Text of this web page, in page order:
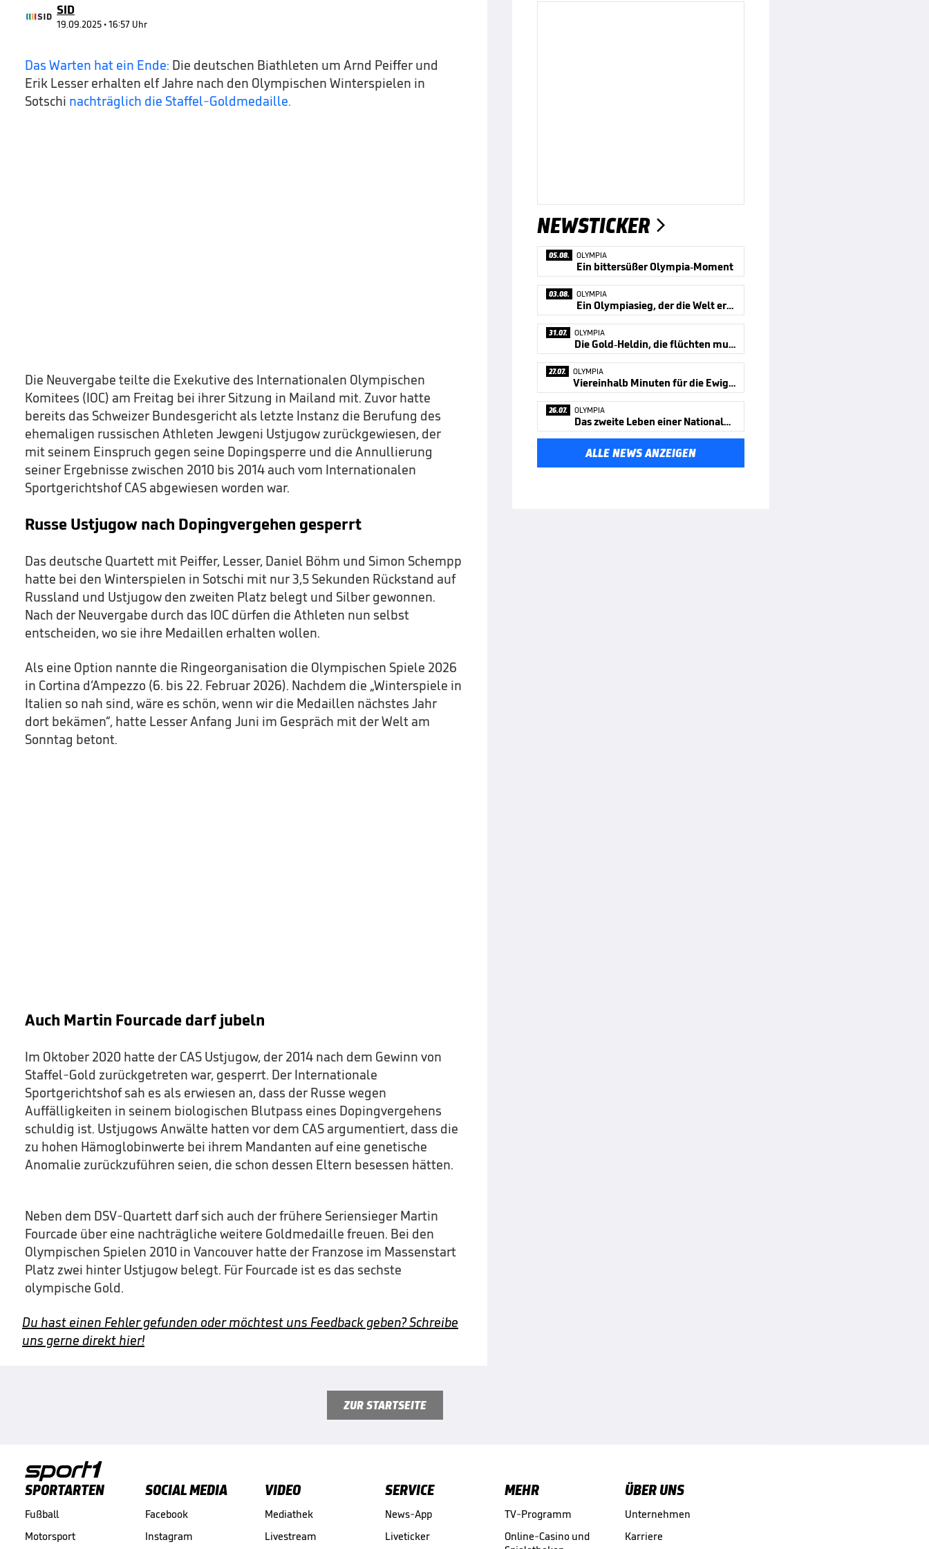
SID
19.09.2025 • 16:57 Uhr
Das Warten hat ein Ende: Die deutschen Biathleten um Arnd Peiffer und
Erik Lesser erhalten elf Jahre nach den Olympischen Winterspielen in
Sotschi nachträglich die Staffel-Goldmedaille.
Die Neuvergabe teilte die Exekutive des Internationalen Olympischen
Komitees (IOC) am Freitag bei ihrer Sitzung in Mailand mit. Zuvor hatte
bereits das Schweizer Bundesgericht als letzte Instanz die Berufung des
ehemaligen russischen Athleten Jewgeni Ustjugow zurückgewiesen, der
mit seinem Einspruch gegen seine Dopingsperre und die Annullierung
seiner Ergebnisse zwischen 2010 bis 2014 auch vom Internationalen
Sportgerichtshof CAS abgewiesen worden war.
Russe Ustjugow nach Dopingvergehen gesperrt
Das deutsche Quartett mit Peiffer, Lesser, Daniel Böhm und Simon Schempp
hatte bei den Winterspielen in Sotschi mit nur 3,5 Sekunden Rückstand auf
Russland und Ustjugow den zweiten Platz belegt und Silber gewonnen.
Nach der Neuvergabe durch das IOC dürfen die Athleten nun selbst
entscheiden, wo sie ihre Medaillen erhalten wollen.
Als eine Option nannte die Ringeorganisation die Olympischen Spiele 2026
in Cortina d’Ampezzo (6. bis 22. Februar 2026). Nachdem die „Winterspiele in
Italien so nah sind, wäre es schön, wenn wir die Medaillen nächstes Jahr
dort bekämen“, hatte Lesser Anfang Juni im Gespräch mit der Welt am
Sonntag betont.
Auch Martin Fourcade darf jubeln
Im Oktober 2020 hatte der CAS Ustjugow, der 2014 nach dem Gewinn von
Staffel-Gold zurückgetreten war, gesperrt. Der Internationale
Sportgerichtshof sah es als erwiesen an, dass der Russe wegen
Auffälligkeiten in seinem biologischen Blutpass eines Dopingvergehens
schuldig ist. Ustjugows Anwälte hatten vor dem CAS argumentiert, dass die
zu hohen Hämoglobinwerte bei ihrem Mandanten auf eine genetische
Anomalie zurückzuführen seien, die schon dessen Eltern besessen hätten.
Neben dem DSV-Quartett darf sich auch der frühere Seriensieger Martin
Fourcade über eine nachträgliche weitere Goldmedaille freuen. Bei den
Olympischen Spielen 2010 in Vancouver hatte der Franzose im Massenstart
Platz zwei hinter Ustjugow belegt. Für Fourcade ist es das sechste
olympische Gold.
Du hast einen Fehler gefunden oder möchtest uns Feedback geben? Schreibe
uns gerne direkt hier!
NEWSTICKER 
05.08. OLYMPIA
Ein bittersüßer Olympia-Moment
03.08. OLYMPIA
Ein Olympiasieg, der die Welt erboste
31.07. OLYMPIA
Die Gold-Heldin, die flüchten musste
27.07. OLYMPIA
Viereinhalb Minuten für die Ewigkeit
26.07. OLYMPIA
Das zweite Leben einer Nationalheldin
ALLE NEWS ANZEIGEN
ZUR STARTSEITE
SPORTARTEN
Fußball
Motorsport
SOCIAL MEDIA
Facebook
Instagram
VIDEO
Mediathek
Livestream
SERVICE
News-App
Liveticker
MEHR
TV-Programm
Online-Casino und
ÜBER UNS
Unternehmen
Karriere